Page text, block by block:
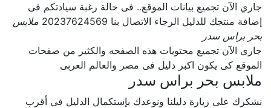
جاري الآن تجميع بيانات الموقع.. فى حالة رغبة سيادتكم فى
إضافة منتجك للدليل الرجاء الاتصال بنا 20237624569
ملابس
بحر براس سدر
جارى الآن تجميع محتويات هذه الصفحه والكثير من صفحات
الموقع كى يكون اكبر دليل فى مصر والعالم العربى
ملابس بحر براس سدر
نشكرك على زيارة دليلنا ونوعدك بإستكمال الدليل فى أقرب